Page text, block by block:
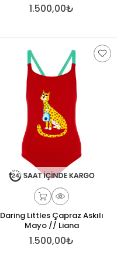
1.500,00₺
Daring Littles Çapraz Askılı
Mayo // Liana
1.500,00₺